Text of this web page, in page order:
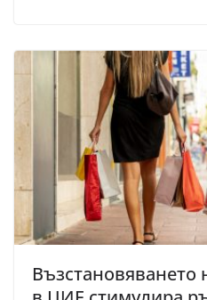
Възстановяването